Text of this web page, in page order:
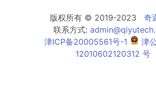
版权所有 © 2019-2023 奇
联系方式:
津ICP备20005561号-1
津
12010602120312 号